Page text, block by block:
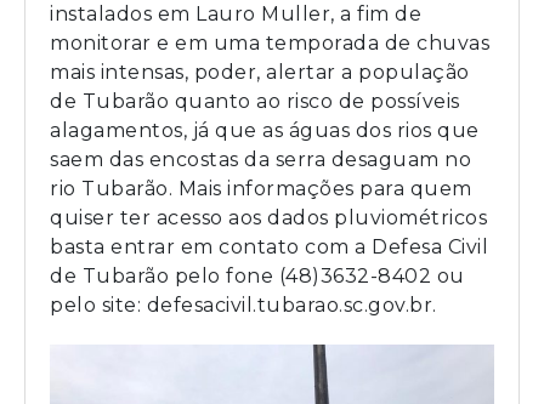
instalados em Lauro Muller, a fim de
monitorar e em uma temporada de chuvas
mais intensas, poder, alertar a população
de Tubarão quanto ao risco de possíveis
alagamentos, já que as águas dos rios que
saem das encostas da serra desaguam no
rio Tubarão. Mais informações para quem
quiser ter acesso aos dados pluviométricos
basta entrar em contato com a Defesa Civil
de Tubarão pelo fone (48)3632-8402 ou
pelo site: defesacivil.tubarao.sc.gov.br.